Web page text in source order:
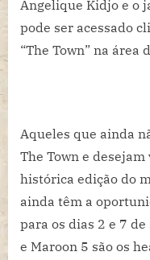
Angelique Kidjo e o
pode ser acessado
“The Town” na área
Aqueles que ainda
The Town e
histórica edição do
ainda têm a
para os dias 2 e 7
e Maroon 5 são os